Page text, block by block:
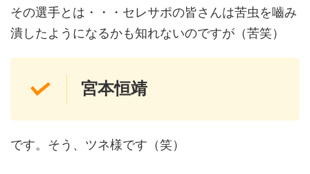
その選手とは・・・セレサポの皆さんは苦虫を嚙み
潰したようになるかも知れないのですが（苦笑）
宮本恒靖
です。そう、ツネ様です（笑）